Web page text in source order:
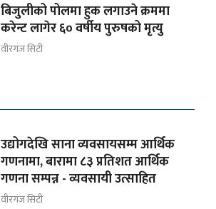
बिजुलीको पोलमा हुक लगाउने क्रममा
करेन्ट लागेर ६० वर्षीय पुरुषको मृत्यु
वीरगंज सिटी
उद्योगदेखि साना व्यवसायसम्म आर्थिक
गणनामा, बारामा ८३ प्रतिशत आर्थिक
गणना सम्पन्न - व्यवसायी उत्साहित
वीरगंज सिटी